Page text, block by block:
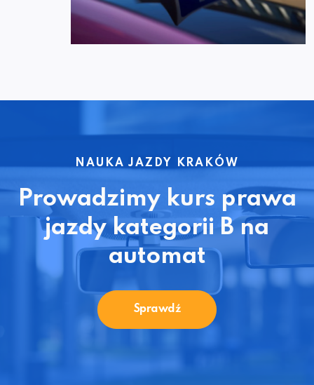
NAUKA JAZDY KRAKÓW
Prowadzimy kurs prawa
jazdy kategorii B na
automat
Sprawdź